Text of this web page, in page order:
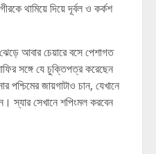
থামিয়ে দিয়ে দূর্বল ও কর্কশ
আবার চেয়ারে বসে পেশাগত
সঙ্গে যে চুক্তিপত্র করেছেন
জায়গাটাও চান, যেখানে
স্যার সেখানে শপিংমল করবেন